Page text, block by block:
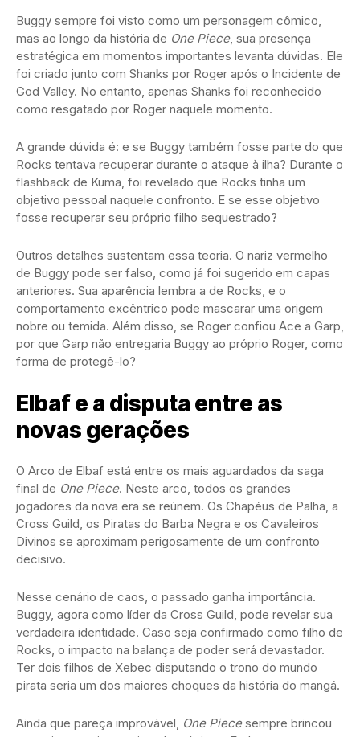
Buggy sempre foi visto como um personagem cômico,
mas ao longo da história de One Piece, sua presença
estratégica em momentos importantes levanta dúvidas. Ele
foi criado junto com Shanks por Roger após o Incidente de
God Valley. No entanto, apenas Shanks foi reconhecido
como resgatado por Roger naquele momento.
A grande dúvida é: e se Buggy também fosse parte do que
Rocks tentava recuperar durante o ataque à ilha? Durante o
flashback de Kuma, foi revelado que Rocks tinha um
objetivo pessoal naquele confronto. E se esse objetivo
fosse recuperar seu próprio filho sequestrado?
Outros detalhes sustentam essa teoria. O nariz vermelho
de Buggy pode ser falso, como já foi sugerido em capas
anteriores. Sua aparência lembra a de Rocks, e o
comportamento excêntrico pode mascarar uma origem
nobre ou temida. Além disso, se Roger confiou Ace a Garp,
por que Garp não entregaria Buggy ao próprio Roger, como
forma de protegê-lo?
Elbaf e a disputa entre as
novas gerações
O Arco de Elbaf está entre os mais aguardados da saga
final de One Piece. Neste arco, todos os grandes
jogadores da nova era se reúnem. Os Chapéus de Palha, a
Cross Guild, os Piratas do Barba Negra e os Cavaleiros
Divinos se aproximam perigosamente de um confronto
decisivo.
Nesse cenário de caos, o passado ganha importância.
Buggy, agora como líder da Cross Guild, pode revelar sua
verdadeira identidade. Caso seja confirmado como filho de
Rocks, o impacto na balança de poder será devastador.
Ter dois filhos de Xebec disputando o trono do mundo
pirata seria um dos maiores choques da história do mangá.
Ainda que pareça improvável, One Piecesempre brincou